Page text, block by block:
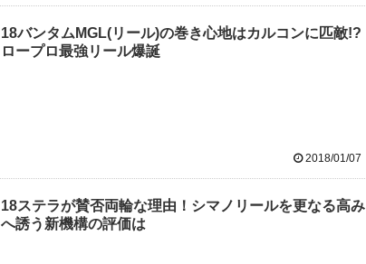
18バンタムMGL(リール)の巻き心地はカルコンに匹敵!?
ロープロ最強リール爆誕
2018/01/07
18ステラが賛否両輪な理由！シマノリールを更なる高み
へ誘う新機構の評価は